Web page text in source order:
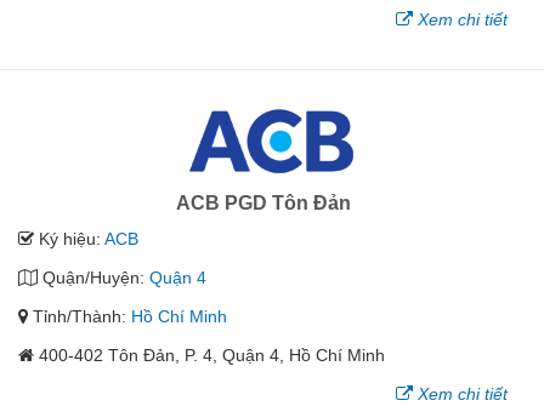
Xem chi tiết
ACB PGD Tôn Đản
Ký hiệu: ACB
Quận/Huyện: Quận 4
Tỉnh/Thành: Hồ Chí Minh
400-402 Tôn Đản, P. 4, Quận 4, Hồ Chí Minh
Xem chi tiết